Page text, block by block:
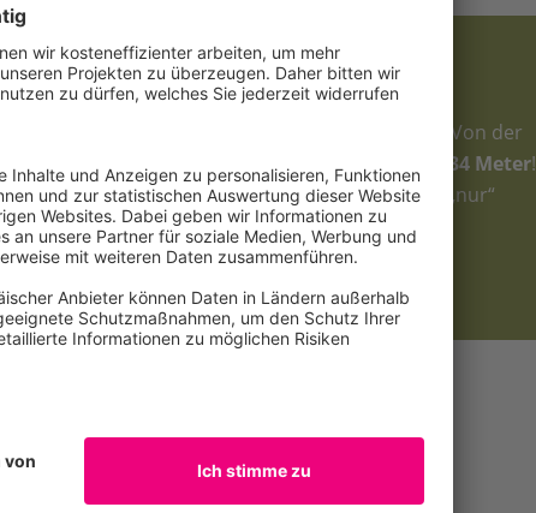
gewusst?
: Von der
bis zum Meeresboden sind es
11.934 Meter!
Berg der Welt, der Mount Everest, misst „nur“
Meter und würde in dem Graben versinken.